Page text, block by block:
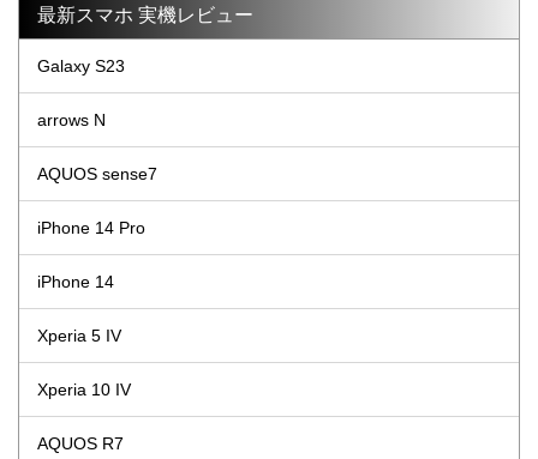
最新スマホ 実機レビュー
Galaxy S23
arrows N
AQUOS sense7
iPhone 14 Pro
iPhone 14
Xperia 5 IV
Xperia 10 IV
AQUOS R7